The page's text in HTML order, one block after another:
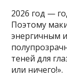
2026 год —
Поэтому
энергичным
теней для
или ничего!».